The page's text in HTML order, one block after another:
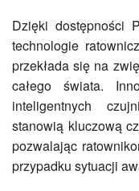
Dzięki dostępności
technologie
przekłada się na
całego świata.
inteligentnych
stanowią kluczową
pozwalając
przypadku sytuacji